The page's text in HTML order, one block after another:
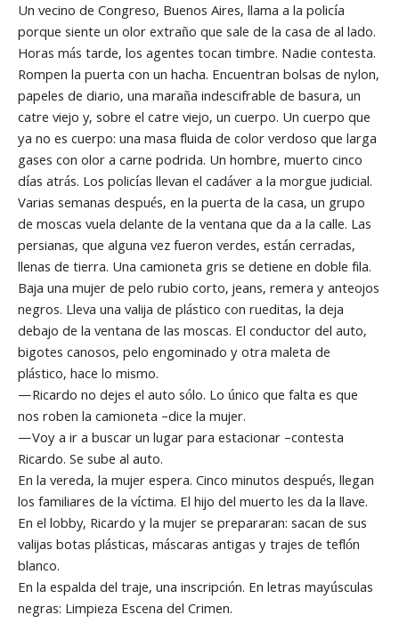
Un vecino de Congreso, Buenos Aires, llama a la policía
porque siente un olor extraño que sale de la casa de al lado.
Horas más tarde, los agentes tocan timbre. Nadie contesta.
Rompen la puerta con un hacha. Encuentran bolsas de nylon,
papeles de diario, una maraña indescifrable de basura, un
catre viejo y, sobre el catre viejo, un cuerpo. Un cuerpo que
ya no es cuerpo: una masa fluida de color verdoso que larga
gases con olor a carne podrida. Un hombre, muerto cinco
días atrás. Los policías llevan el cadáver a la morgue judicial.
Varias semanas después, en la puerta de la casa, un grupo
de moscas vuela delante de la ventana que da a la calle. Las
persianas, que alguna vez fueron verdes, están cerradas,
llenas de tierra. Una camioneta gris se detiene en doble fila.
Baja una mujer de pelo rubio corto, jeans, remera y anteojos
negros. Lleva una valija de plástico con rueditas, la deja
debajo de la ventana de las moscas. El conductor del auto,
bigotes canosos, pelo engominado y otra maleta de
plástico, hace lo mismo.
—Ricardo no dejes el auto sólo. Lo único que falta es que
nos roben la camioneta –dice la mujer.
—Voy a ir a buscar un lugar para estacionar –contesta
Ricardo. Se sube al auto.
En la vereda, la mujer espera. Cinco minutos después, llegan
los familiares de la víctima. El hijo del muerto les da la llave.
En el lobby, Ricardo y la mujer se prepararan: sacan de sus
valijas botas plásticas, máscaras antigas y trajes de teflón
blanco.
En la espalda del traje, una inscripción. En letras mayúsculas
negras: Limpieza Escena del Crimen.